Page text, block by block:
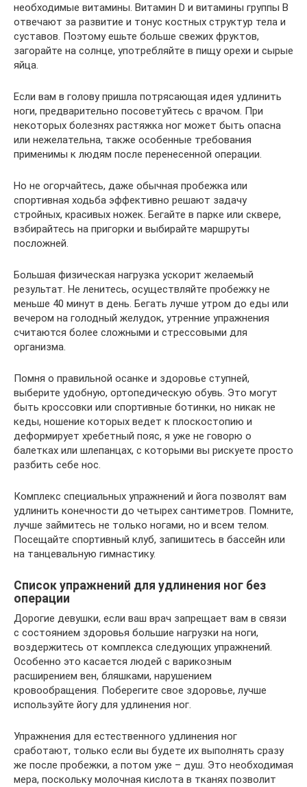
необходимые витамины. Витамин D и витамины группы B
отвечают за развитие и тонус костных структур тела и
суставов. Поэтому ешьте больше свежих фруктов,
загорайте на солнце, употребляйте в пищу орехи и сырые
яйца.
Если вам в голову пришла потрясающая идея удлинить
ноги, предварительно посоветуйтесь с врачом. При
некоторых болезнях растяжка ног может быть опасна
или нежелательна, также особенные требования
применимы к людям после перенесенной операции.
Но не огорчайтесь, даже обычная пробежка или
спортивная ходьба эффективно решают задачу
стройных, красивых ножек. Бегайте в парке или сквере,
взбирайтесь на пригорки и выбирайте маршруты
посложней.
Большая физическая нагрузка ускорит желаемый
результат. Не ленитесь, осуществляйте пробежку не
меньше 40 минут в день. Бегать лучше утром до еды или
вечером на голодный желудок, утренние упражнения
считаются более сложными и стрессовыми для
организма.
Помня о правильной осанке и здоровье ступней,
выберите удобную, ортопедическую обувь. Это могут
быть кроссовки или спортивные ботинки, но никак не
кеды, ношение которых ведет к плоскостопию и
деформирует хребетный пояс, я уже не говорю о
балетках или шлепанцах, с которыми вы рискуете просто
разбить себе нос.
Комплекс специальных упражнений и йога позволят вам
удлинить конечности до четырех сантиметров. Помните,
лучше займитесь не только ногами, но и всем телом.
Посещайте спортивный клуб, запишитесь в бассейн или
на танцевальную гимнастику.
Список упражнений для удлинения ног без
операции
Дорогие девушки, если ваш врач запрещает вам в связи
с состоянием здоровья большие нагрузки на ноги,
воздержитесь от комплекса следующих упражнений.
Особенно это касается людей с варикозным
расширением вен, бляшками, нарушением
кровообращения. Поберегите свое здоровье, лучше
используйте йогу для удлинения ног.
Упражнения для естественного удлинения ног
сработают, только если вы будете их выполнять сразу
же после пробежки, а потом уже – душ. Это необходимая
мера, поскольку молочная кислота в тканях позволит